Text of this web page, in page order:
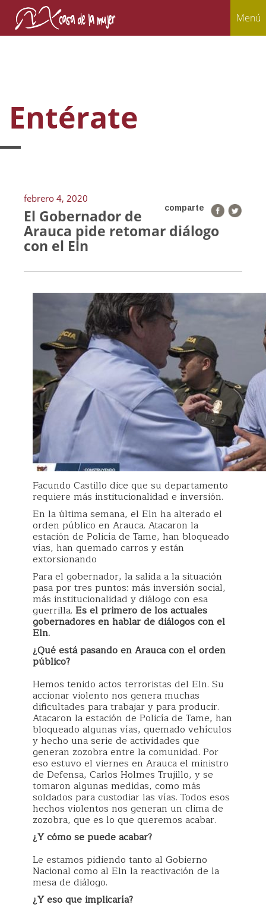
Menú
Entérate
febrero 4, 2020
comparte
El Gobernador de
Arauca pide retomar diálogo
con el Eln
Facundo Castillo dice que su departamento
requiere más institucionalidad e inversión.
En la última semana, el Eln ha alterado el
orden público en Arauca. Atacaron la
estación de Policía de Tame, han bloqueado
vías, han quemado carros y están
extorsionando
Para el gobernador, la salida a la situación
pasa por tres puntos: más inversión social,
más institucionalidad y diálogo con esa
guerrilla. Es el primero de los actuales
gobernadores en hablar de diálogos con el
Eln.
¿Qué está pasando en Arauca con el orden
público?
Hemos tenido actos terroristas del Eln. Su
accionar violento nos genera muchas
dificultades para trabajar y para producir.
Atacaron la estación de Policía de Tame, han
bloqueado algunas vías, quemado vehículos
y hecho una serie de actividades que
generan zozobra entre la comunidad. Por
eso estuvo el viernes en Arauca el ministro
de Defensa, Carlos Holmes Trujillo, y se
tomaron algunas medidas, como más
soldados para custodiar las vías. Todos esos
hechos violentos nos generan un clima de
zozobra, que es lo que queremos acabar.
¿Y cómo se puede acabar?
Le estamos pidiendo tanto al Gobierno
Nacional como al Eln la reactivación de la
mesa de diálogo.
¿Y eso que implicaría?